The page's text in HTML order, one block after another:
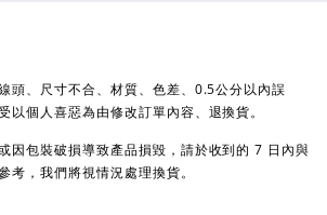
頭、尺寸不合、材質、色差、0.5公分以內誤
以個人喜惡為由修改訂單內容、退換貨。
因包裝破損導致產品損毀，請於收到的 7 日內與
考，我們將視情況處理換貨。